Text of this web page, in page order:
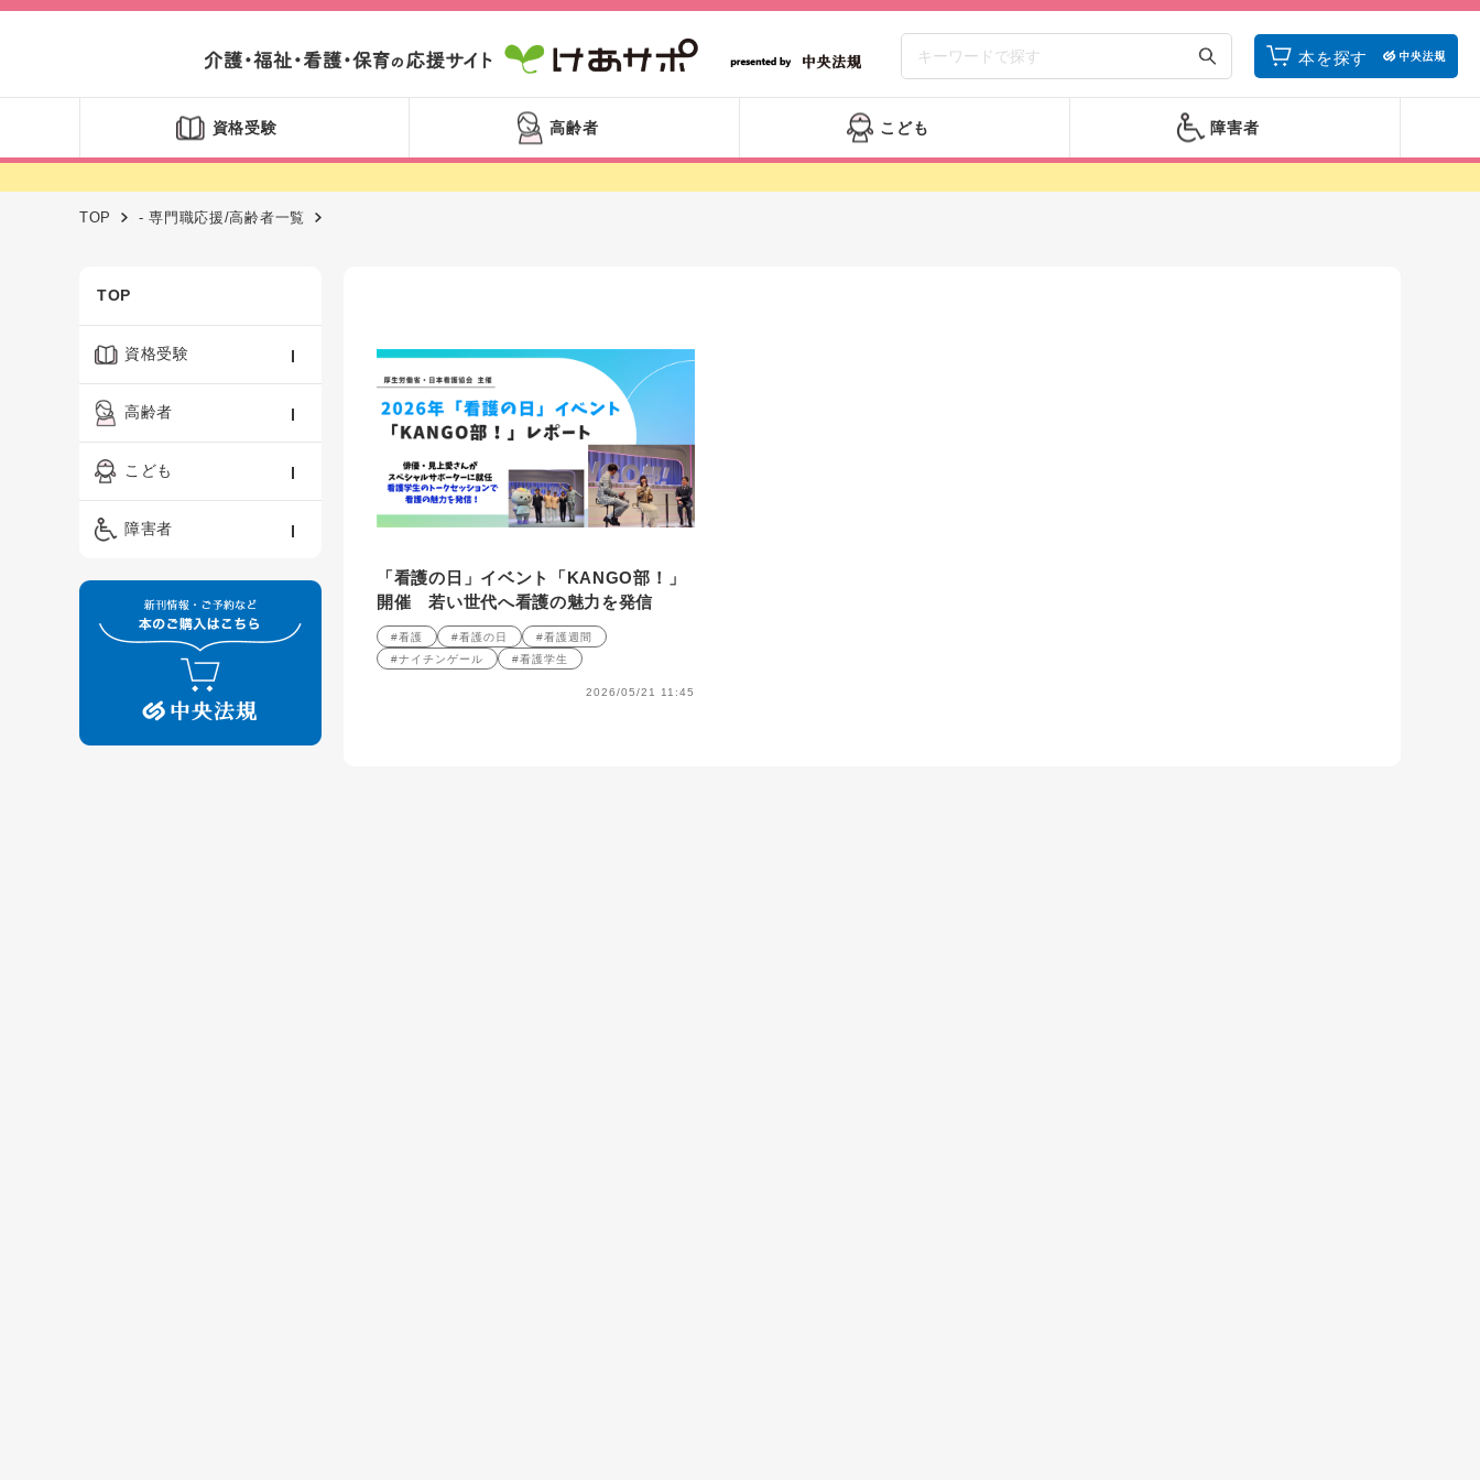
本を探す
資格受験 高齢者 こども 障害者
TOP - 専門職応援/高齢者一覧
TOP
資格受験
ケアマネジャー
精神保健福祉士
保育士
高齢者
認知症ケア・介護技術
ーシャルワーク
看護
制度
こども
保育・教育／発達障害
障害者
障害者支援・福祉
「看護の日」イベント「KANGO部！」
開催 若い世代へ看護の魅力を発信
#看護 #看護の日
#看護週間
#ナイチンゲール
#看護学生
2026/05/21 11:45